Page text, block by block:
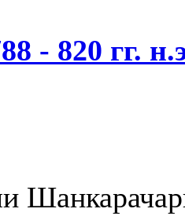
- 820 гг.